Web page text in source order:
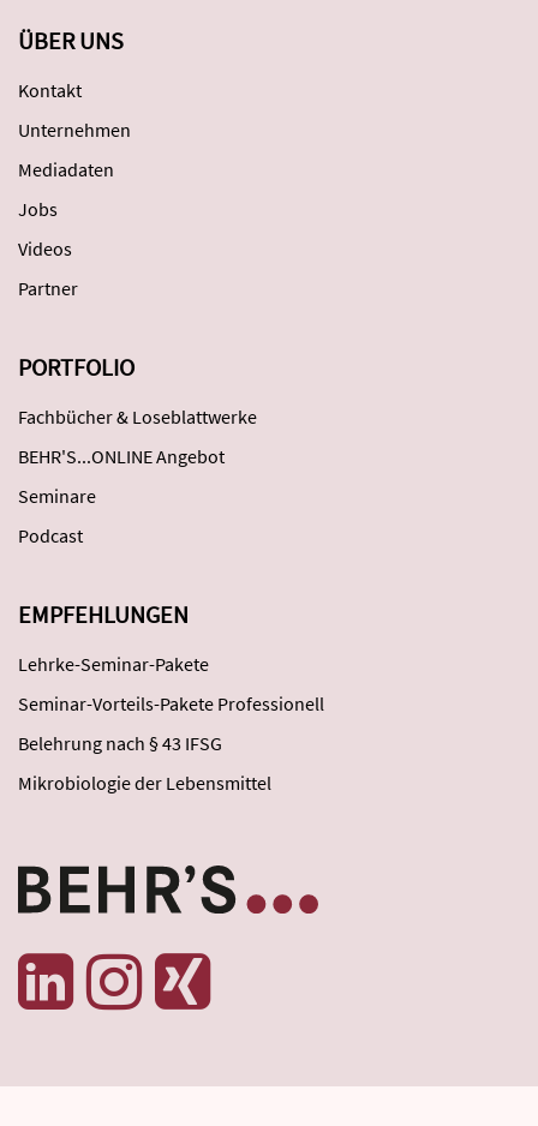
ÜBER UNS
Kontakt
Unternehmen
Mediadaten
Jobs
Videos
Partner
PORTFOLIO
Fachbücher & Loseblattwerke
BEHR'S...ONLINE Angebot
Seminare
Podcast
EMPFEHLUNGEN
Lehrke-Seminar-Pakete
Seminar-Vorteils-Pakete Professionell
Belehrung nach § 43 IFSG
Mikrobiologie der Lebensmittel